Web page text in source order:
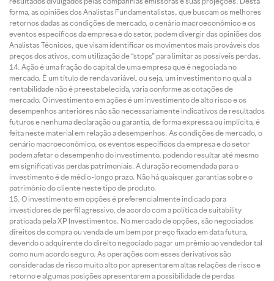
forma, as opiniões dos Analistas Fundamentalistas, que buscam os melhores
retornos dadas as condições de mercado, o cenário macroeconômico e os
eventos específicos da empresa e do setor, podem divergir das opiniões dos
Analistas Técnicos, que visam identificar os movimentos mais prováveis dos
preços dos ativos, com utilização de “stops” para limitar as possíveis perdas.
Ação é uma fração do capital de uma empresa que é negociada no
mercado. É um título de renda variável, ou seja, um investimento no qual a
rentabilidade não é preestabelecida, varia conforme as cotações de
mercado. O investimento em ações é um investimento de alto risco e os
desempenhos anteriores não são necessariamente indicativos de resultados
futuros e nenhuma declaração ou garantia, de forma expressa ou implícita, é
feita neste material em relação a desempenhos. As condições de mercado, o
cenário macroeconômico, os eventos específicos da empresa e do setor
podem afetar o desempenho do investimento, podendo resultar até mesmo
em significativas perdas patrimoniais. A duração recomendada para o
investimento é de médio-longo prazo. Não há quaisquer garantias sobre o
patrimônio do cliente neste tipo de produto.
O investimento em opções é preferencialmente indicado para
investidores de perfil agressivo, de acordo com a política de suitability
praticada pela XP Investimentos. No mercado de opções, são negociados
direitos de compra ou venda de um bem por preço fixado em data futura,
devendo o adquirente do direito negociado pagar um prêmio ao vendedor tal
como num acordo seguro. As operações com esses derivativos são
consideradas de risco muito alto por apresentarem altas relações de risco e
retorno e algumas posições apresentarem a possibilidade de perdas